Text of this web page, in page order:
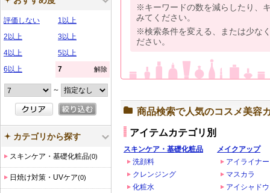
※キーワードの数を減らしたり、
みてください。
※検索条件を変える、または少な
ださい。
商品検索で人気のコスメ美容
アイテムカテゴリ別
スキンケア・基礎化粧品
洗顔料
クレンジング
化粧水
メイクアップ
アイライナー
マスカラ
アイシャドウ
評価しない
1以上
2以上
3以上
4以上
5以上
6以上
7 解除
～
カテゴリから探す
スキンケア・基礎化粧品(0)
日焼け対策・UVケア(0)